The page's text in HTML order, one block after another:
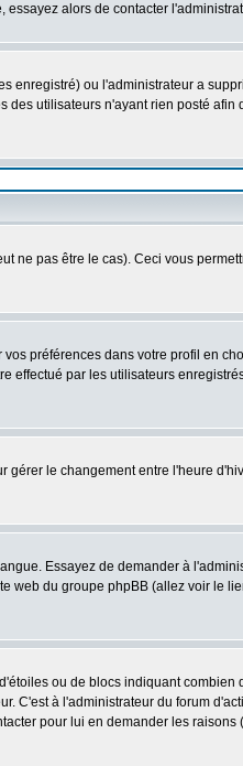
alors de contacter
enregistré) ou l'administrateur a
des utilisateurs n'ayant rien posté afin
ne pas être le cas). Ceci vous
préférences dans votre profil en
effectué par les utilisateurs
gérer le changement entre l'heure
Essayez de demander à
web du groupe phpBB (allez voir le
ou de blocs indiquant combien
C'est à l'administrateur du forum
pour lui en demander les raisons